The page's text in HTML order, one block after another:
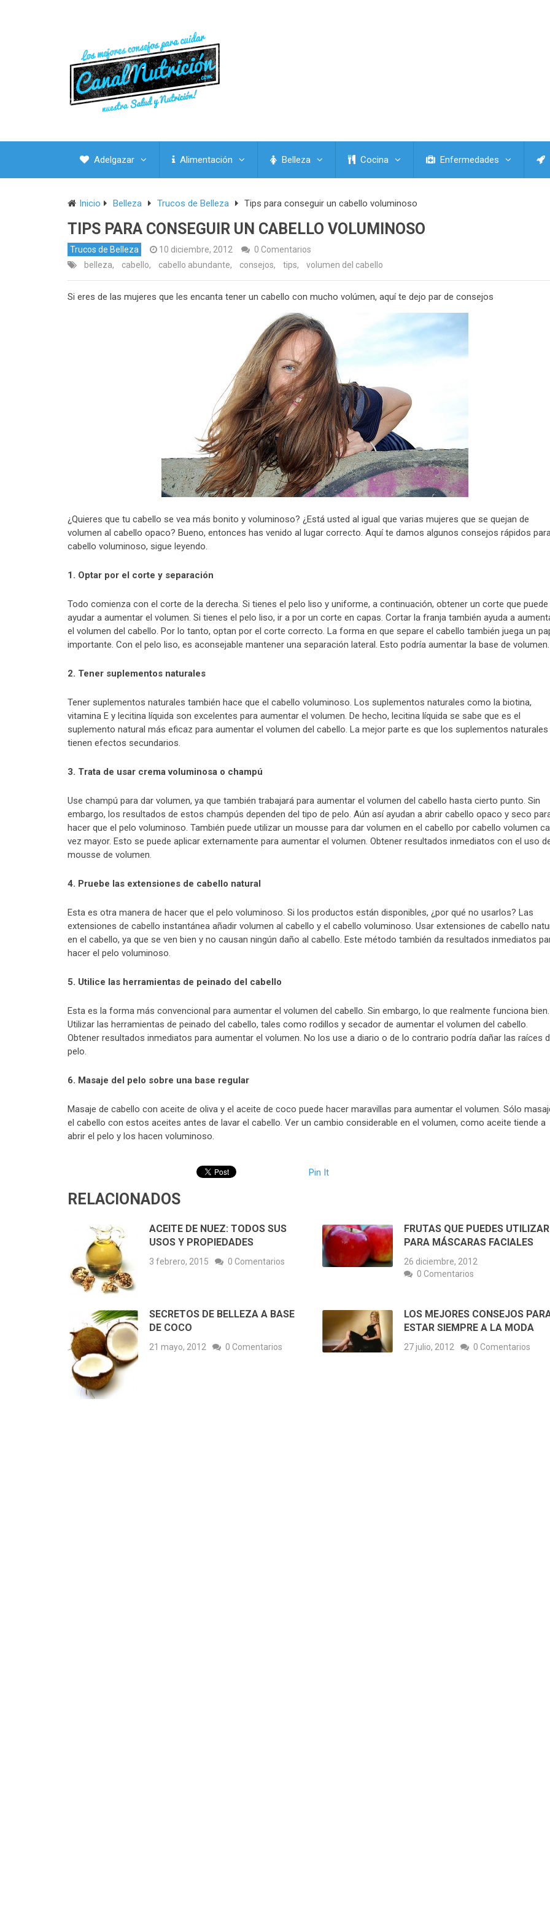
Adelgazar Alimentación Belleza Cocina Enfermedades
Inicio Belleza Trucos de Belleza Tips para conseguir un cabello voluminoso
TIPS PARA CONSEGUIR UN CABELLO VOLUMINOSO
Trucos de Belleza 10 diciembre, 2012
0 Comentarios
belleza, cabello, cabello abundante, consejos, tips, volumen del cabello
Si eres de las mujeres que les encanta tener un cabello con mucho volúmen, aquí te dejo par de consejos
¿Quieres que tu cabello se vea más bonito y voluminoso? ¿Está usted al igual que varias mujeres que se quejan de
volumen al cabello opaco? Bueno, entonces has venido al lugar correcto. Aquí te damos algunos consejos rápidos
cabello voluminoso, sigue leyendo.
1. Optar por el corte y separación
Todo comienza con el corte de la derecha. Si tienes el pelo liso y uniforme, a continuación, obtener un corte que puede
ayudar a aumentar el volumen. Si tienes el pelo liso, ir a por un corte en capas. Cortar la franja también ayuda a
el volumen del cabello. Por lo tanto, optan por el corte correcto. La forma en que separe el cabello también juega un
importante. Con el pelo liso, es aconsejable mantener una separación lateral. Esto podría aumentar la base de volumen.
2. Tener suplementos naturales
Tener suplementos naturales también hace que el cabello voluminoso. Los suplementos naturales como la biotina,
vitamina E y lecitina líquida son excelentes para aumentar el volumen. De hecho, lecitina líquida se sabe que es el
suplemento natural más eficaz para aumentar el volumen del cabello. La mejor parte es que los suplementos naturales
tienen efectos secundarios.
3. Trata de usar crema voluminosa o champú
Use champú para dar volumen, ya que también trabajará para aumentar el volumen del cabello hasta cierto punto. Sin
embargo, los resultados de estos champús dependen del tipo de pelo. Aún así ayudan a abrir cabello opaco y seco
hacer que el pelo voluminoso. También puede utilizar un mousse para dar volumen en el cabello por cabello volumen
vez mayor. Esto se puede aplicar externamente para aumentar el volumen. Obtener resultados inmediatos con el uso
mousse de volumen.
4. Pruebe las extensiones de cabello natural
Esta es otra manera de hacer que el pelo voluminoso. Si los productos están disponibles, ¿por qué no usarlos? Las
extensiones de cabello instantánea añadir volumen al cabello y el cabello voluminoso. Usar extensiones de cabello
en el cabello, ya que se ven bien y no causan ningún daño al cabello. Este método también da resultados inmediatos
hacer el pelo voluminoso.
5. Utilice las herramientas de peinado del cabello
Esta es la forma más convencional para aumentar el volumen del cabello. Sin embargo, lo que realmente funciona bien.
Utilizar las herramientas de peinado del cabello, tales como rodillos y secador de aumentar el volumen del cabello.
Obtener resultados inmediatos para aumentar el volumen. No los use a diario o de lo contrario podría dañar las raíces
pelo.
6. Masaje del pelo sobre una base regular
Masaje de cabello con aceite de oliva y el aceite de coco puede hacer maravillas para aumentar el volumen. Sólo
el cabello con estos aceites antes de lavar el cabello. Ver un cambio considerable en el volumen, como aceite tiende a
abrir el pelo y los hacen voluminoso.
Pin It
RELACIONADOS
ACEITE DE NUEZ: TODOS SUS
USOS Y PROPIEDADES
3 febrero, 2015 0 Comentarios
FRUTAS QUE PUEDES UTILIZAR
PARA MÁSCARAS FACIALES
26 diciembre, 2012
0 Comentarios
SECRETOS DE BELLEZA A BASE
DE COCO
21 mayo, 2012 0 Comentarios
LOS MEJORES CONSEJOS
ESTAR SIEMPRE A LA MODA
27 julio, 2012 0 Comentarios